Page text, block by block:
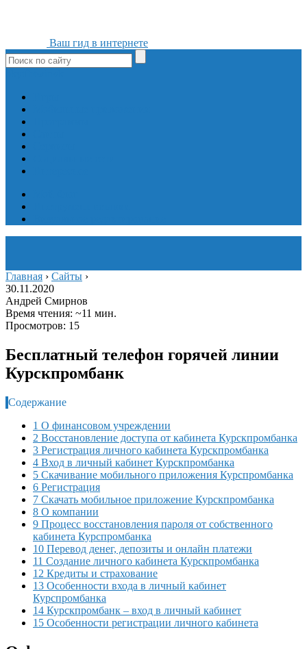
Ваш гид в интернете
Главная › Сайты ›
30.11.2020
Андрей Смирнов
Время чтения: ~11 мин.
Просмотров: 15
Бесплатный телефон горячей линии
Курскпромбанк
Содержание
1 О финансовом учреждении
2 Восстановление доступа от кабинета Курскпромбанка
3 Регистрация личного кабинета Курскпромбанка
4 Вход в личный кабинет Курскпромбанка
5 Скачивание мобильного приложения Курспромбанка
6 Регистрация
7 Скачать мобильное приложение Курскпромбанка
8 О компании
9 Процесс восстановления пароля от собственного
кабинета Курспромбанка
10 Перевод денег, депозиты и онлайн платежи
11 Создание личного кабинета Курскпромбанка
12 Кредиты и страхование
13 Особенности входа в личный кабинет
Курспромбанка
14 Курскпромбанк – вход в личный кабинет
15 Особенности регистрации личного кабинета